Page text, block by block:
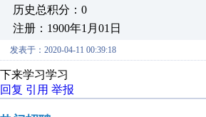
历史总积分：0
注册：1900年1月01日
发表于：2020-04-11 00:39:18
下来学习学习
回复 引用 举报